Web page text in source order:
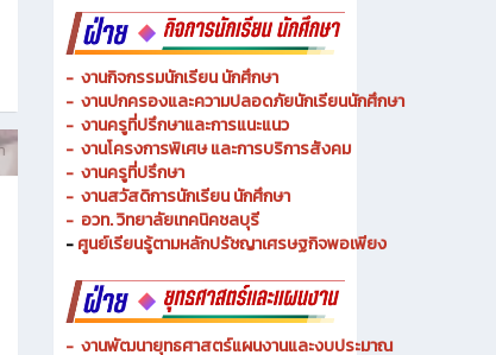
- งานการศึกษาพิเศษและความเสมอภาคทางการศึกษา
- งานพัฒนาหลักสูตรสายเทคโนโลยีหรือสายปฏิบัติ
การ
- งานกิจกรรมนักเรียน นักศึกษา
- งานปกครองและความปลอดภัยนักเรียนนักศึกษา
- งานครูที่ปรึกษาและการแนะแนว
-งานโครงการพิเศษ และการบริการสังคม
-งานสวัสดิการนักเรียน นักศึกษา
-อวท. วิทยาลัยเทคนิคชลบุรี
- ศูนย์เรียนรู้ตามหลักปรัชญาเศรษฐกิจพอเพียง